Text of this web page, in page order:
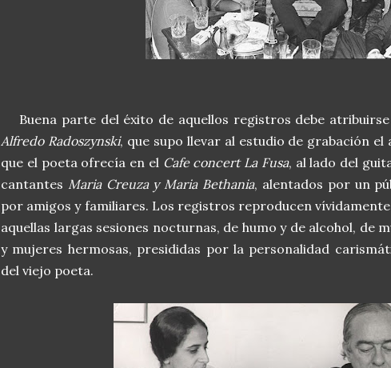
Buena parte del éxito de aquellos registros debe
Alfredo Radoszynski, que supo llevar al estudio de grabación el
que el poeta ofrecía en el Cafe concert La Fusa, al lado del
cantantes Maria Creuza y Maria Bethania, alentados por un
por amigos y familiares. Los registros reproducen
aquellas largas sesiones nocturnas, de humo y de alcohol, de
y mujeres hermosas, presididas por la personalidad
del viejo poeta.